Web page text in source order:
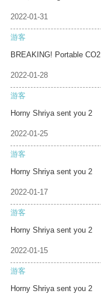
2022-01-31
游客
BREAKING! Portable CO2
2022-01-28
游客
Horny Shriya sent you 2
2022-01-25
游客
Horny Shriya sent you 2
2022-01-17
游客
Horny Shriya sent you 2
2022-01-15
游客
Horny Shriya sent you 2